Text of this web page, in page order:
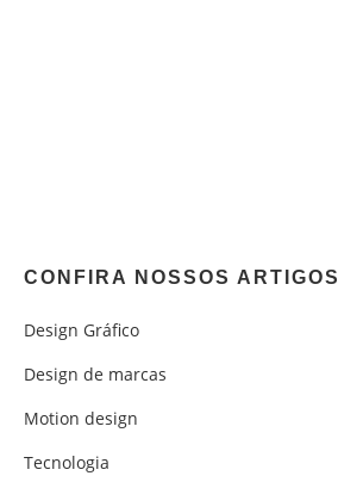
CONFIRA NOSSOS ARTIGOS
Design Gráfico
Design de marcas
Motion design
Tecnologia